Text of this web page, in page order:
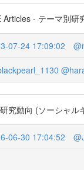
Articles - テーマ別
07-24 17:09:02
究動向 (ソーシャ
06-30 17:04:52